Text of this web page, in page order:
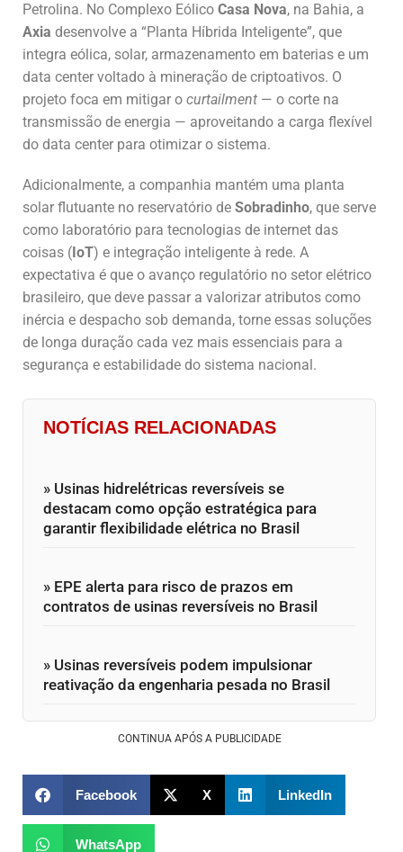
Petrolina. No Complexo Eólico Casa Nova, na Bahia, a
Axia desenvolve a “Planta Híbrida Inteligente”, que
integra eólica, solar, armazenamento em baterias e um
data center voltado à mineração de criptoativos. O
projeto foca em mitigar o curtailment — o corte na
transmissão de energia — aproveitando a carga flexível
do data center para otimizar o sistema.
Adicionalmente, a companhia mantém uma planta
solar flutuante no reservatório de Sobradinho, que serve
como laboratório para tecnologias de internet das
coisas ( IoT) e integração inteligente à rede. A
expectativa é que o avanço regulatório no setor elétrico
brasileiro, que deve passar a valorizar atributos como
inércia e despacho sob demanda, torne essas soluções
de longa duração cada vez mais essenciais para a
segurança e estabilidade do sistema nacional.
NOTÍCIAS RELACIONADAS
» Usinas hidrelétricas reversíveis se
destacam como opção estratégica para
garantir flexibilidade elétrica no Brasil
» EPE alerta para risco de prazos em
contratos de usinas reversíveis no Brasil
» Usinas reversíveis podem impulsionar
reativação da engenharia pesada no Brasil
CONTINUA APÓS A PUBLICIDADE
Facebook X LinkedIn
WhatsApp